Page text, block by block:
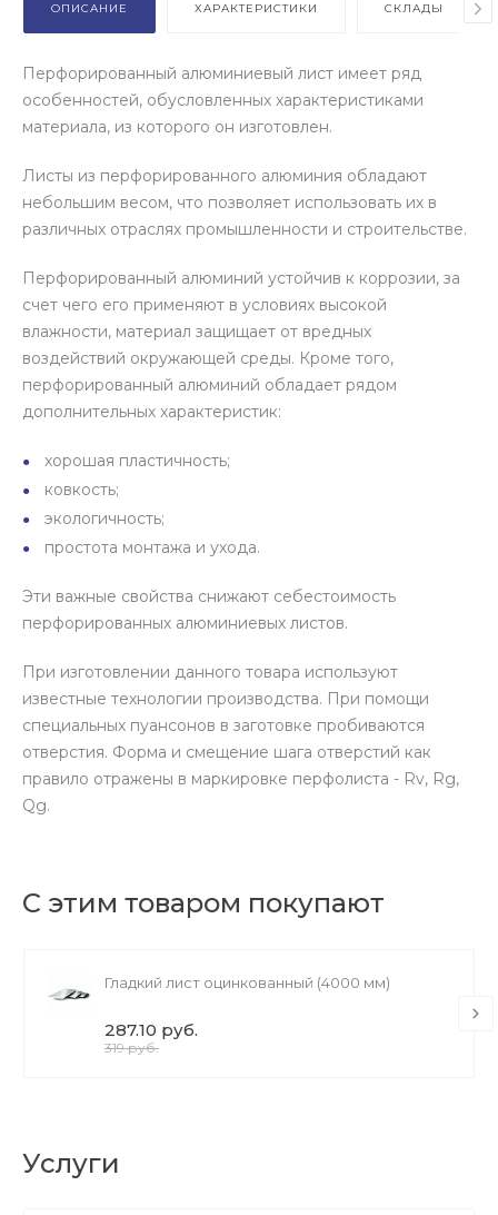
ОПИСАНИЕ ХАРАКТЕРИСТИКИ СКЛАДЫ
Перфорированный алюминиевый лист имеет ряд
особенностей, обусловленных характеристиками
материала, из которого он изготовлен.
Листы из перфорированного алюминия обладают
небольшим весом, что позволяет использовать их в
различных отраслях промышленности и строительстве.
Перфорированный алюминий устойчив к коррозии, за
счет чего его применяют в условиях высокой
влажности, материал защищает от вредных
воздействий окружающей среды. Кроме того,
перфорированный алюминий обладает рядом
дополнительных характеристик:
хорошая пластичность;
ковкость;
экологичность;
простота монтажа и ухода.
Эти важные свойства снижают себестоимость
перфорированных алюминиевых листов.
При изготовлении данного товара используют
известные технологии производства. При помощи
специальных пуансонов в заготовке пробиваются
отверстия. Форма и смещение шага отверстий как
правило отражены в маркировке перфолиста - Rv, Rg,
Qg.
С этим товаром покупают
Гладкий лист оцинкованный (4000 мм)
287.10 руб.
319 руб.
Услуги